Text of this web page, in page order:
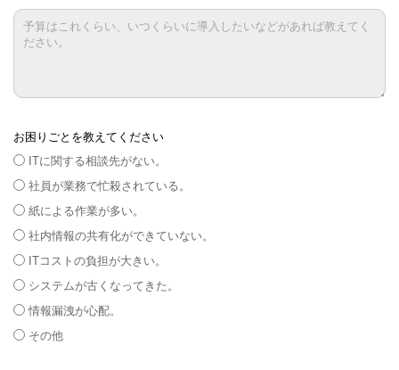
お困りごとを教えてください
ITに関する相談先がない。
社員が業務で忙殺されている。
紙による作業が多い。
社内情報の共有化ができていない。
ITコストの負担が大きい。
システムが古くなってきた。
情報漏洩が心配。
その他